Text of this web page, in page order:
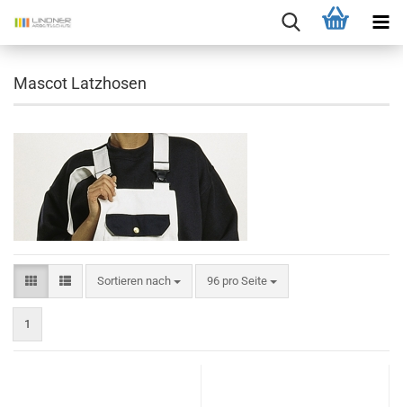
Mascot Latzhosen
Sortieren nach
Sortieren nach 96 pro Seite
pro Seite
1